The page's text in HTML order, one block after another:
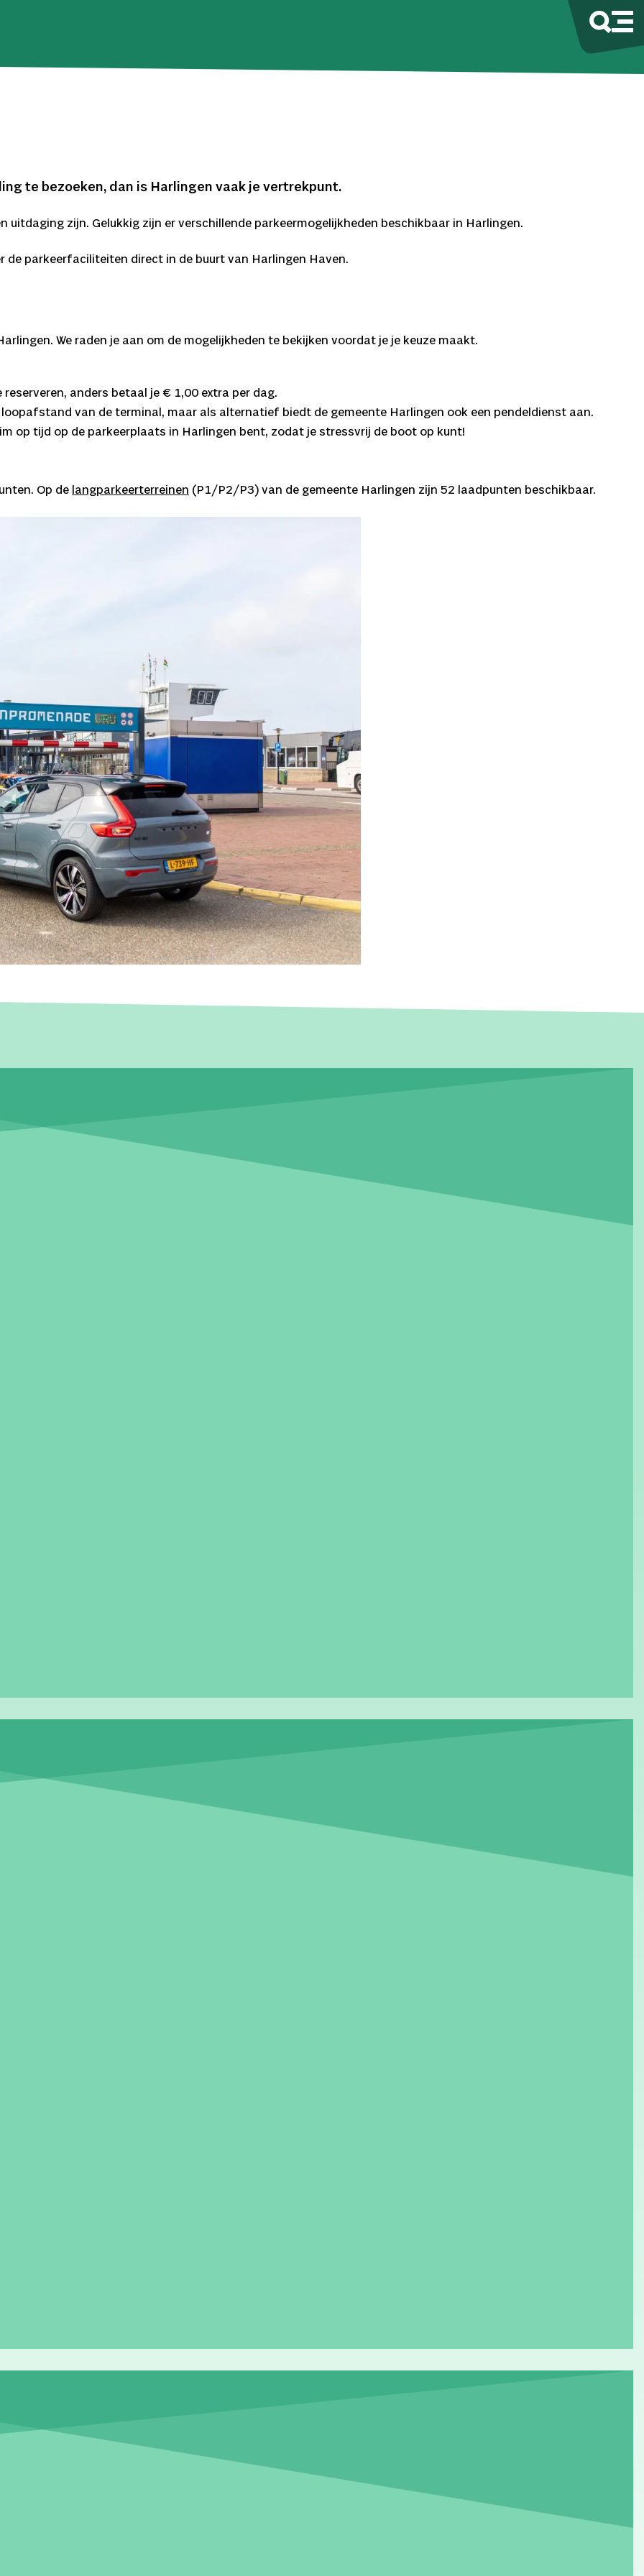
te bezoeken, dan is Harlingen vaak je vertrekpunt.
uitdaging zijn. Gelukkig zijn er verschillende parkeermogelijkheden beschikbaar in Harlingen.
parkeerfaciliteiten direct in de buurt van Harlingen Haven.
We raden je aan om de mogelijkheden te bekijken voordat je je keuze maakt.
anders betaal je € 1,00 extra per dag.
van de terminal, maar als alternatief biedt de gemeente Harlingen ook een pendeldienst aan.
op tijd op de parkeerplaats in Harlingen bent, zodat je stressvrij de boot op kunt!
Op de langparkeerterreinen (P1/P2/P3) van de gemeente Harlingen zijn 52 laadpunten beschikbaar.